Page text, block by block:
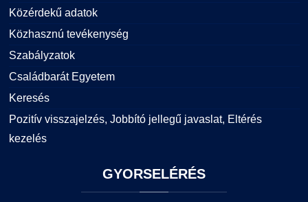
Közérdekű adatok
Közhasznú tevékenység
Szabályzatok
Családbarát Egyetem
Keresés
Pozitív visszajelzés, Jobbító jellegű javaslat, Eltérés
kezelés
GYORSELÉRÉS